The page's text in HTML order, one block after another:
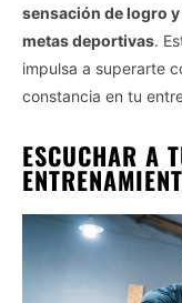
sensación de logro
metas deportivas.
impulsa a superarte
constancia en tu
ESCUCHAR A